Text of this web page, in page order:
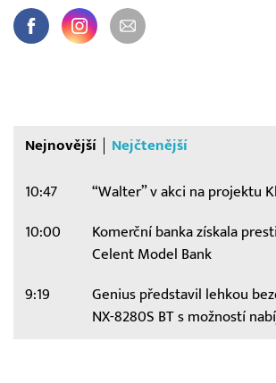
Nejnovější Nejčtenější
10:47 “Walter” v akci na projektu
10:00
Komerční banka získala
Celent Model Bank
9:19
Genius představil lehkou
NX-8280S BT s možností